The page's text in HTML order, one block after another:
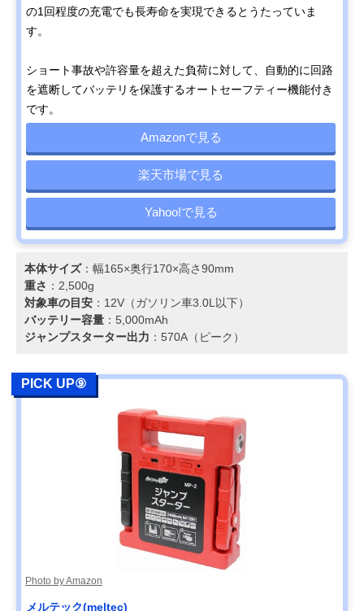
の1回程度の充電でも長寿命を実現できるとうたっていま
す。
ショート事故や許容量を超えた負荷に対して、自動的に回路
を遮断してバッテリを保護するオートセーフティー機能付き
です。
Amazonで見る
楽天市場で見る
Yahoo!で見る
本体サイズ：幅165×奥行170×高さ90mm
重さ ：2,500g
対象車の目安 ：12V（ガソリン車3.0L以下）
バッテリー容量 ：5,000mAh
ジャンプスターター出力 ：570A（ピーク）
PICK UP⑨
Photo by Amazon
メルテック(meltec)